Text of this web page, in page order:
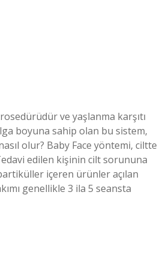
ve yaşlanma karşıtı
boyuna sahip olan bu sistem,
olur? Baby Face yöntemi, ciltte
edilen kişinin cilt sorununa
içeren ürünler açılan
genellikle 3 ila 5 seansta